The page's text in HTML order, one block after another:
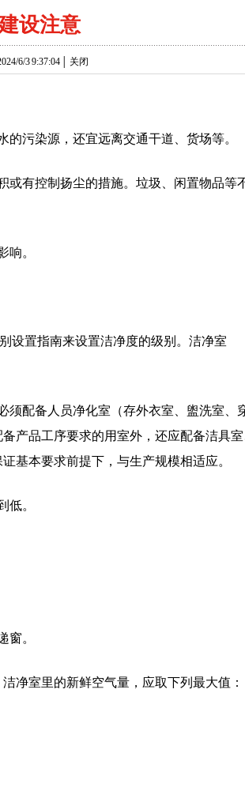
设注意
6/3 9:37:04 │ 关闭
的污染源，还宜远离交通干道、货场等。
或有控制扬尘的措施。垃圾、闲置物品等
响。
设置指南来设置洁净度的级别。洁净室
须配备人员净化室（存外衣室、盥洗室、
产品工序要求的用室外，还应配备洁具室
基本要求前提下，与生产规模相适应。
低。
窗。
净室里的新鲜空气量，应取下列最大值：